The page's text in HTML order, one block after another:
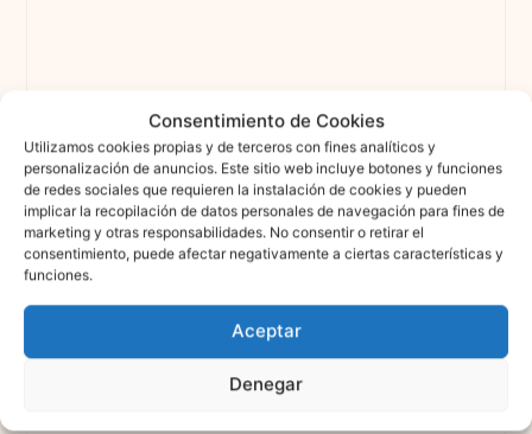
Consentimiento de Cookies
Utilizamos cookies propias y de terceros con fines analíticos y
personalización de anuncios. Este sitio web incluye botones y funciones
de redes sociales que requieren la instalación de cookies y pueden
implicar la recopilación de datos personales de navegación para fines de
marketing y otras responsabilidades. No consentir o retirar el
consentimiento, puede afectar negativamente a ciertas características y
funciones.
Aceptar
Denegar